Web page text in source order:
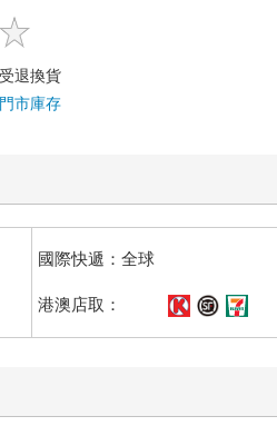
退換貨
門市庫存
國際快遞：全球
港澳店取：